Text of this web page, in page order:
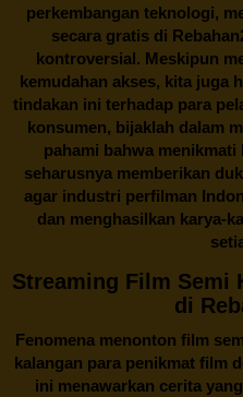
perkembangan teknologi,
secara gratis di
kontroversial. Meskipun
kemudahan akses, kita juga
tindakan ini terhadap para
konsumen, bijaklah dalam
pahami bahwa
seharusnya memberikan
agar industri perfilman
dan menghasilkan karya-
Streaming Film Semi
di
Fenomena menonton film
kalangan para penikmat film
ini menawarkan cerita